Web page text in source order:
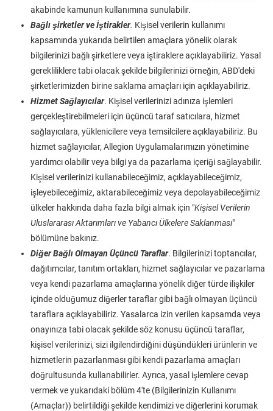
akabinde kamunun kullanımına sunulabilir.
Bağlı şirketler ve İştirakler. Kişisel verilerin kullanımı
kapsamında yukarıda belirtilen amaçlara yönelik olarak
bilgilerinizi bağlı şirketlere veya iştiraklere açıklayabiliriz. Yasal
gerekliliklere tabi olacak şekilde bilgilerinizi örneğin, ABD'deki
şirketlerimizden birine saklama amaçları için açıklayabiliriz.
Hizmet Sağlayıcılar. Kişisel verilerinizi adınıza işlemleri
gerçekleştirebilmeleri için üçüncü taraf satıcılara, hizmet
sağlayıcılara, yüklenicilere veya temsilcilere açıklayabiliriz. Bu
hizmet sağlayıcılar, Allegion Uygulamalarımızın yönetimine
yardımcı olabilir veya bilgi ya da pazarlama içeriği sağlayabilir.
Kişisel verilerinizi kullanabileceğimiz, açıklayabileceğimiz,
işleyebileceğimiz, aktarabileceğimiz veya depolayabileceğimiz
ülkeler hakkında daha fazla bilgi almak için "Kişisel Verilerin
Uluslararası Aktarımları ve Yabancı Ülkelere Saklanması"
bölümüne bakınız.
Diğer Bağlı Olmayan Üçüncü Taraflar. Bilgilerinizi toptancılar,
dağıtımcılar, tanıtım ortakları, hizmet sağlayıcılar ve pazarlama
veya kendi pazarlama amaçlarına yönelik diğer türde ilişkiler
içinde olduğumuz diğerler taraflar gibi bağlı olmayan üçüncü
taraflara açıklayabiliriz. Yasalarca izin verilen kapsamda veya
onayınıza tabi olacak şekilde söz konusu üçüncü taraflar,
kişisel verilerinizi, sizi ilgilendirdiğini düşündükleri ürünlerin ve
hizmetlerin pazarlanması gibi kendi pazarlama amaçları
doğrultusunda kullanabilirler. Ayrıca, yasal işlemlere cevap
vermek ve yukarıdaki bölüm 4'te (Bilgilerinizin Kullanımı
(Amaçlar)) belirtildiği şekilde kendimizi ve diğerlerini korumak